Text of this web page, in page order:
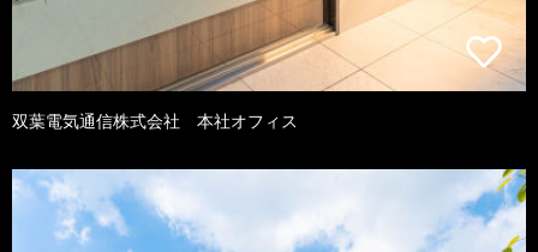
双葉電気通信株式会社 本社オフィス